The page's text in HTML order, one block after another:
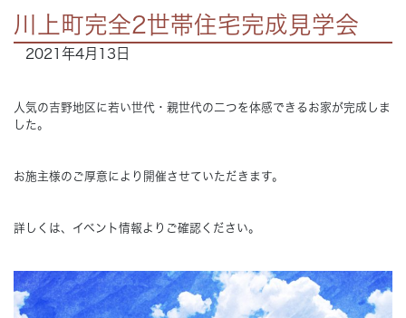
HOME ホーム
Blog
Concept コンセプト
川上町完全2世帯住宅完成見学会
2021年4月13日
人気の吉野地区に若い世代・親世代の二つを体感できるお家が完成しま
した。
お施主様のご厚意により開催させていただきます。
詳しくは、イベント情報よりご確認ください。